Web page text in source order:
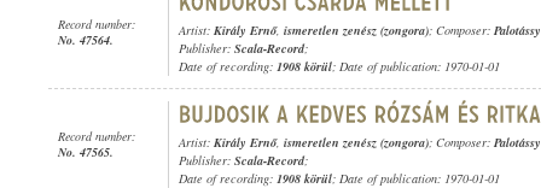
Record number:
No. 47564.
Artist: Király Ernő, ismeretlen zenész (zongora); Composer:
Publisher: Scala-Record;
Date of recording: 1908 körül; Date of publication: 1970-01-01
Record number:
No. 47565.
Artist: Király Ernő, ismeretlen zenész (zongora); Composer:
Publisher: Scala-Record;
Date of recording: 1908 körül; Date of publication: 1970-01-01